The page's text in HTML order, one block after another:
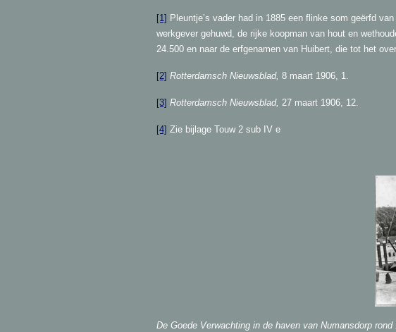
[1] Pleuntje’s vader had in 1885 een flinke som geërfd
werkgever gehuwd, de rijke koopman van hout en
24.500 en naar de erfgenamen van Huibert, die tot het
[2] Rotterdamsch Nieuwsblad, 8 maart 1906, 1.
[3] Rotterdamsch Nieuwsblad, 27 maart 1906, 12.
[4] Zie bijlage Touw 2 sub IV e
De Goede Verwachting in de haven van Numansdorp